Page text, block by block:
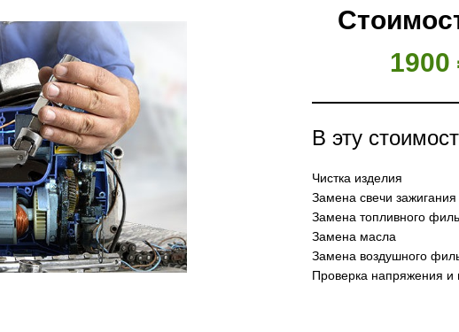
1900
В эту
Чистка изделия
Замена свечи зажигания
Замена топливного
Замена масла
Замена воздушного
Проверка напряжения и